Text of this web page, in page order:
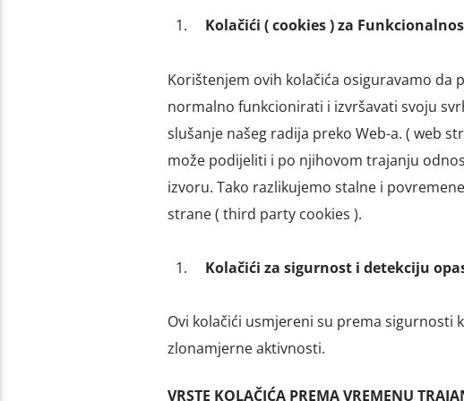
Kolačići ( cookies ) za
Korištenjem ovih kolačića osiguravamo da
normalno funkcionirati i izvršavati svoju
slušanje našeg radija preko Web-a. ( web
može podijeliti i po njihovom trajanju
izvoru. Tako razlikujemo stalne i
strane ( third party cookies ).
Kolačići za sigurnost i detekciju
Ovi kolačići usmjereni su prema sigurnosti
zlonamjerne aktivnosti.
VRSTE KOLAČIĆA PREMA VREMENU